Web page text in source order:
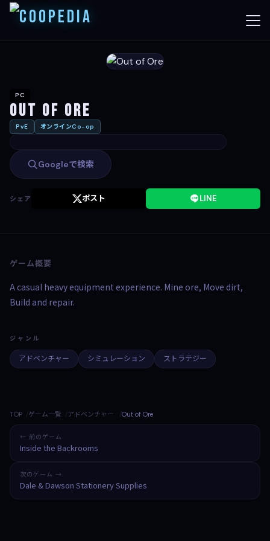
PC
Out of Ore
PvE オンラインCo-op
Googleで検索
シェア ポスト LINE
ゲーム概要
A casual heavy equipment experience. Mine ore, Move dirt,
Build and repair.
ジャンル
アドベンチャー シミュレーション ストラテジー
TOP ゲーム一覧 アドベンチャー Out of Ore
← 前のゲーム
Inside the Backrooms
次のゲーム →
Dale & Dawson Stationery Supplies